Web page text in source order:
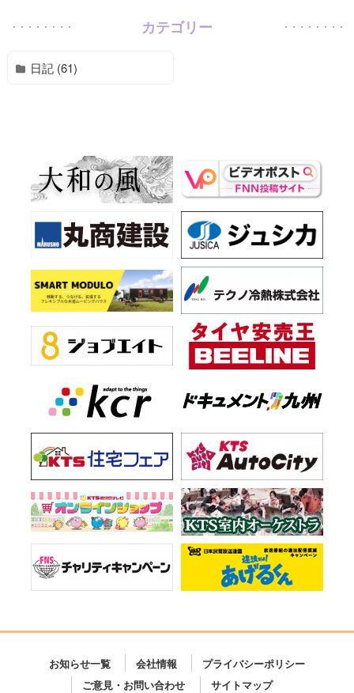
カテゴリー
日記 (61)
お知らせ一覧 会社情報
プライバシーポリシー
ご意見・お問い合わせ
サイトマップ